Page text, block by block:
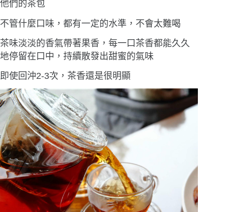
他們的茶包
不管什麼口味，都有一定的水準，不會太難喝
茶味淡淡的香氣帶著果香，每一口茶香都能久久
地停留在口中，持續散發出甜蜜的氣味
即使回沖2-3次，茶香還是很明顯